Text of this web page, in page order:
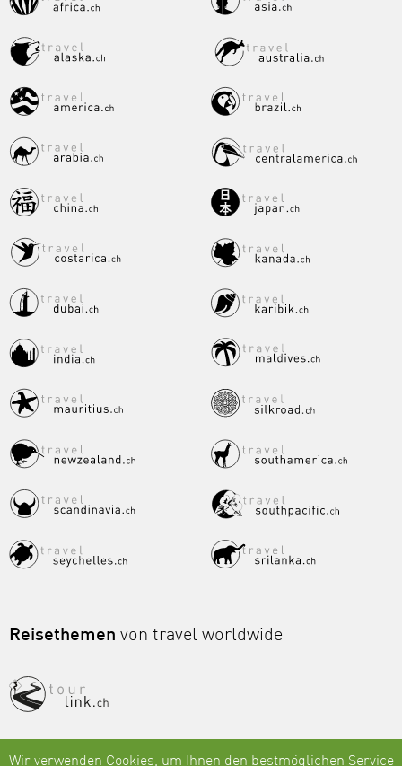
Reisethemen von travel worldwide
Wir verwenden Cookies, um Ihnen den bestmöglichen Service